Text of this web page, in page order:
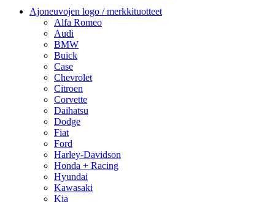
Ajoneuvojen logo / merkkituotteet
Alfa Romeo
Audi
BMW
Buick
Case
Chevrolet
Citroen
Corvette
Daihatsu
Dodge
Fiat
Ford
Harley-Davidson
Honda + Racing
Hyundai
Kawasaki
Kia